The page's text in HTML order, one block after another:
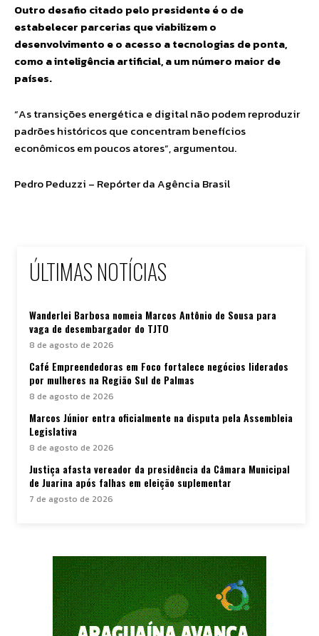
Outro desafio citado pelo presidente é o de
estabelecer parcerias que viabilizem o
desenvolvimento e o acesso a tecnologias de ponta,
como a inteligência artificial, a um número maior de
países.
“As transições energética e digital não podem reproduzir
padrões históricos que concentram benefícios
econômicos em poucos atores”, argumentou.
Pedro Peduzzi – Repórter da Agência Brasil
ÚLTIMAS NOTÍCIAS
Wanderlei Barbosa nomeia Marcos Antônio de Sousa para
vaga de desembargador do TJTO
8 de agosto de 2026
Café Empreendedoras em Foco fortalece negócios liderados
por mulheres na Região Sul de Palmas
8 de agosto de 2026
Marcos Júnior entra oficialmente na disputa pela Assembleia
Legislativa
8 de agosto de 2026
Justiça afasta vereador da presidência da Câmara Municipal
de Juarina após falhas em eleição suplementar
7 de agosto de 2026